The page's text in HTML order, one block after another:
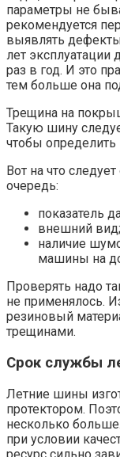
параметры не
рекомендуется
выявлять
лет эксплуатации
раз в год. И это
тем больше она
Трещина на
Такую шину
чтобы определить
Вот на что
очередь:
показатель
внешний вид;
наличие
машины на
Проверять надо
не применялось.
резиновый
трещинами.
Срок службы
Летние шины
протектором.
несколько
при условии
ресурс сильно